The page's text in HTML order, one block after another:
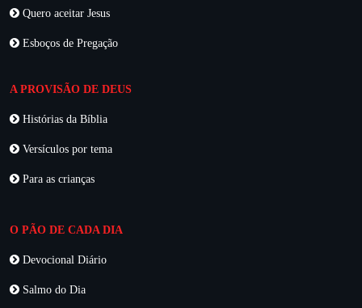
Quero aceitar Jesus
Esboços de Pregação
A PROVISÃO DE DEUS
Histórias da Bíblia
Versículos por tema
Para as crianças
O PÃO DE CADA DIA
Devocional Diário
Salmo do Dia